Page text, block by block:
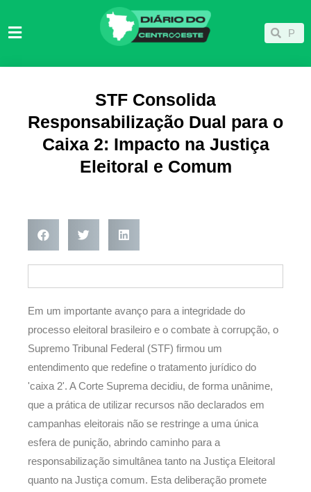
para
Pesquisar
STF Consolida
Responsabilização Dual para o
Caixa 2: Impacto na Justiça
Eleitoral e Comum
Em um importante avanço para a integridade do
processo eleitoral brasileiro e o combate à corrupção, o
Supremo Tribunal Federal (STF) firmou um
entendimento que redefine o tratamento jurídico do
'caixa 2'. A Corte Suprema decidiu, de forma unânime,
que a prática de utilizar recursos não declarados em
campanhas eleitorais não se restringe a uma única
esfera de punição, abrindo caminho para a
responsabilização simultânea tanto na Justiça Eleitoral
quanto na Justiça comum. Esta deliberação promete